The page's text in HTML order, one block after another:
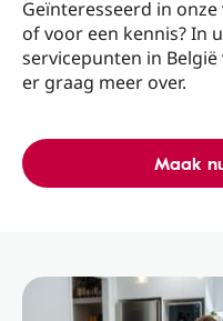
Geïnteresseerd in
of voor een kennis? In
servicepunten in
er graag meer over.
Maak